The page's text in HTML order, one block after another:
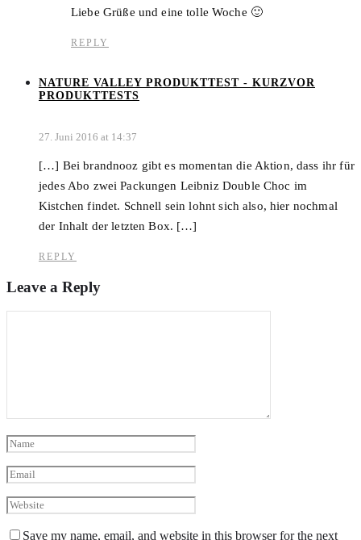
Liebe Grüße und eine tolle Woche 🙂
REPLY
NATURE VALLEY PRODUKTTEST - KURZVOR
PRODUKTTESTS
27. Juni 2016 at 14:37
[…] Bei brandnooz gibt es momentan die Aktion, dass ihr für
jedes Abo zwei Packungen Leibniz Double Choc im
Kistchen findet. Schnell sein lohnt sich also, hier nochmal
der Inhalt der letzten Box. […]
REPLY
Leave a Reply
Save my name, email, and website in this browser for the next